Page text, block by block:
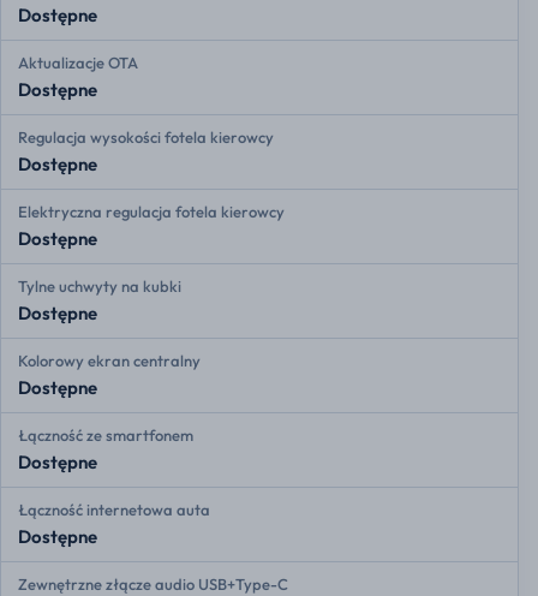
Dostępne
Aktualizacje OTA
Dostępne
Regulacja wysokości fotela kierowcy
Dostępne
Elektryczna regulacja fotela kierowcy
Dostępne
Tylne uchwyty na kubki
Dostępne
Kolorowy ekran centralny
Dostępne
Łączność ze smartfonem
Dostępne
Łączność internetowa auta
Dostępne
Zewnętrzne złącze audio USB+Type-C